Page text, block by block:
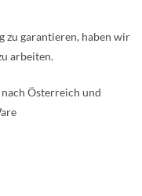
zu garantieren, haben wir
arbeiten.
Österreich und